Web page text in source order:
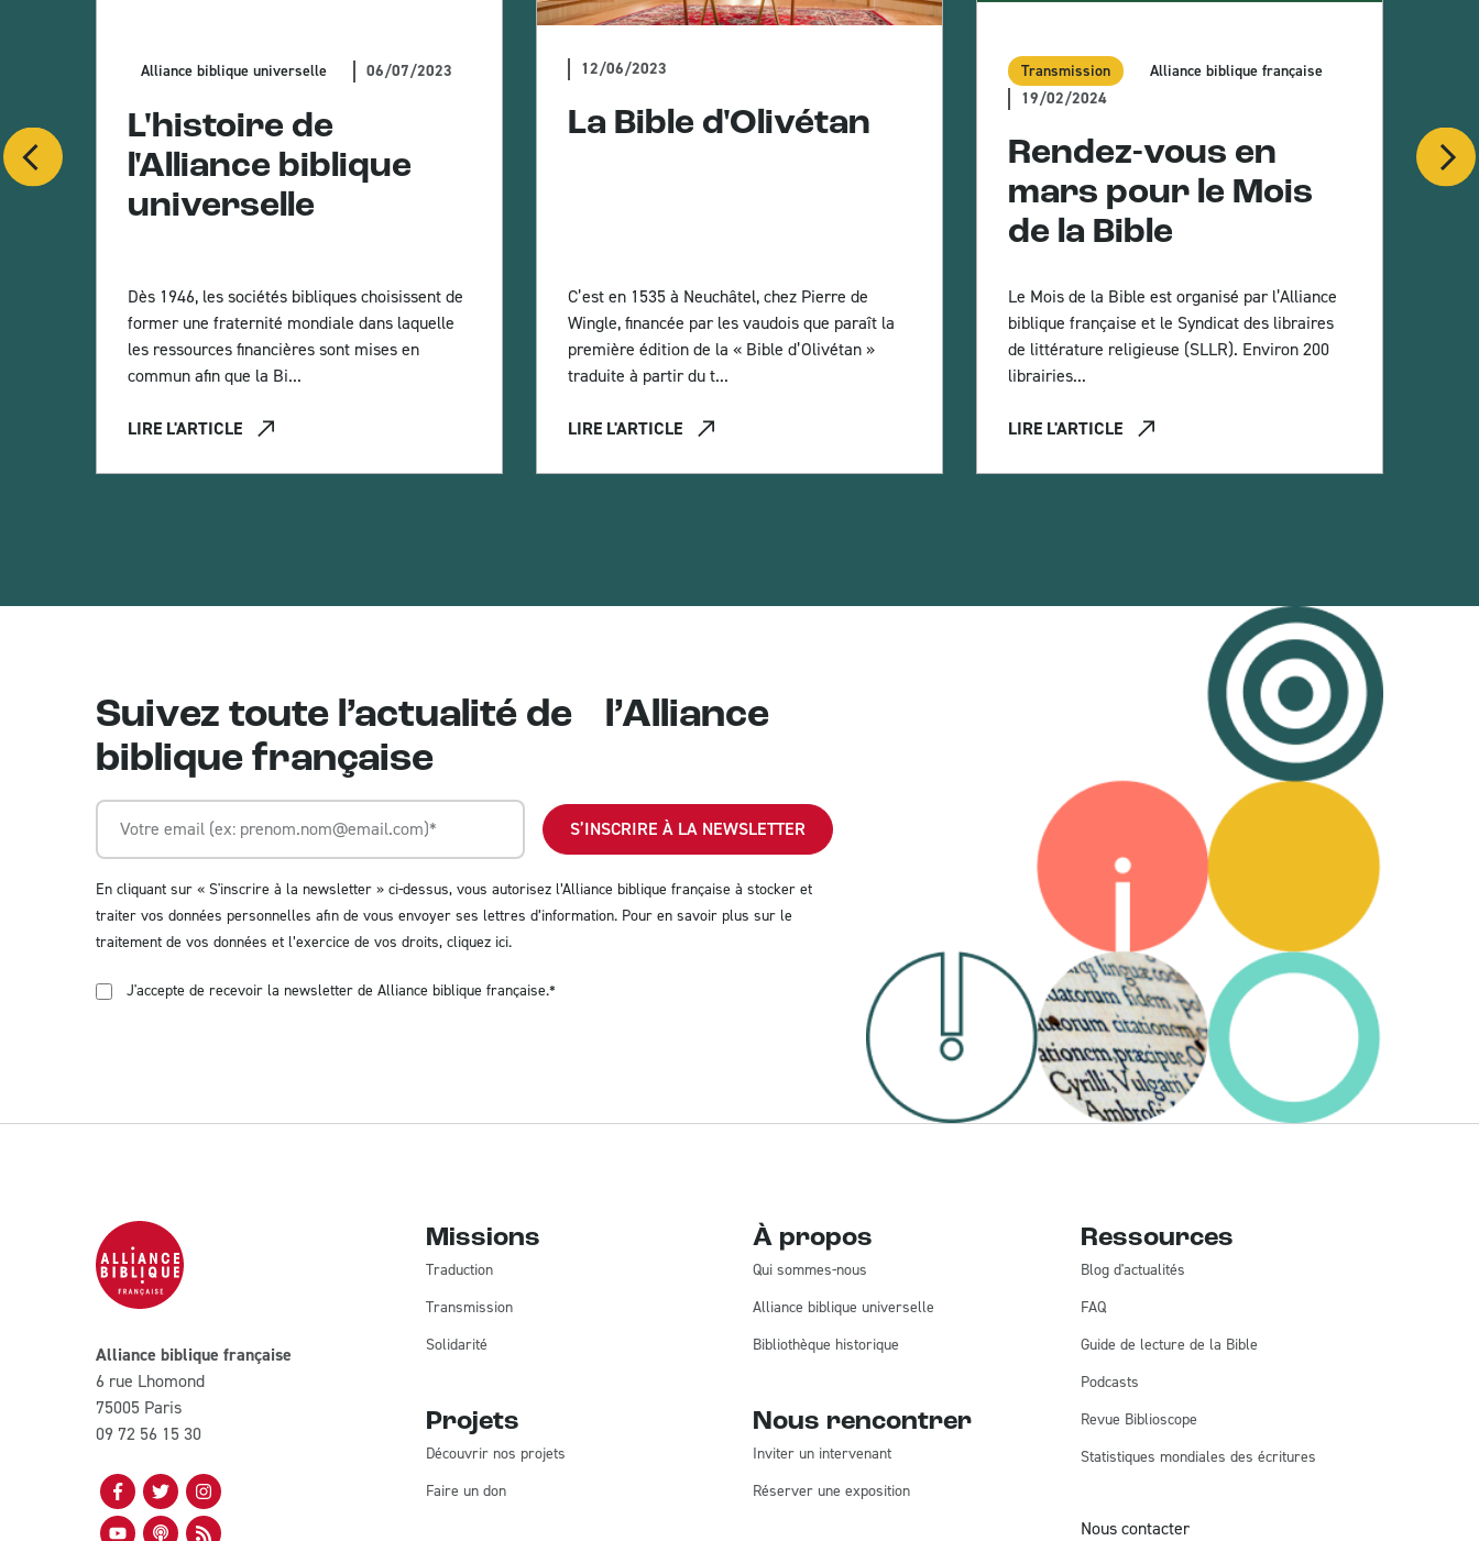
Alliance biblique universelle 06/07/2023
L'histoire de
l'Alliance biblique
universelle
Dès 1946, les sociétés bibliques choisissent de
former une fraternité mondiale dans laquelle
les ressources financières sont mises en
commun afin que la Bi...
LIRE L'ARTICLE
12/06/2023
La Bible d'Olivétan
C’est en 1535 à Neuchâtel, chez Pierre de
Wingle, financée par les vaudois que paraît la
première édition de la « Bible d’Olivétan »
traduite à partir du t...
LIRE L'ARTICLE
Transmission
Alliance biblique française
19/02/2024
Rendez-vous en
mars pour le Mois
de la Bible
Le Mois de la Bible est organisé par l’Alliance
biblique française et le Syndicat des libraires
de littérature religieuse (SLLR). Environ 200
librairies...
LIRE L'ARTICLE
Suivez toute l’actualité de l’Alliance
biblique française
En cliquant sur « S'inscrire à la newsletter » ci-dessus, vous autorisez l’Alliance biblique française à stocker et
traiter vos données personnelles afin de vous envoyer ses lettres d’information. Pour en savoir plus sur le
traitement de vos données et l’exercice de vos droits, cliquez ici.
J'accepte de recevoir la newsletter de Alliance biblique française.*
Alliance biblique française
6 rue Lhomond
75005 Paris
09 72 56 15 30
Missions
Traduction
Transmission
Solidarité
Projets
Découvrir nos projets
Faire un don
À propos
Qui sommes-nous
Alliance biblique universelle
Bibliothèque historique
Nous rencontrer
Inviter un intervenant
Réserver une exposition
Ressources
Blog d'actualités
FAQ
Guide de lecture de la Bible
Podcasts
Revue Biblioscope
Statistiques mondiales des écritures
Nous contacter